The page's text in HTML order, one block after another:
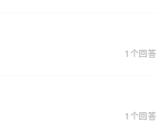
1个回答
1个回答